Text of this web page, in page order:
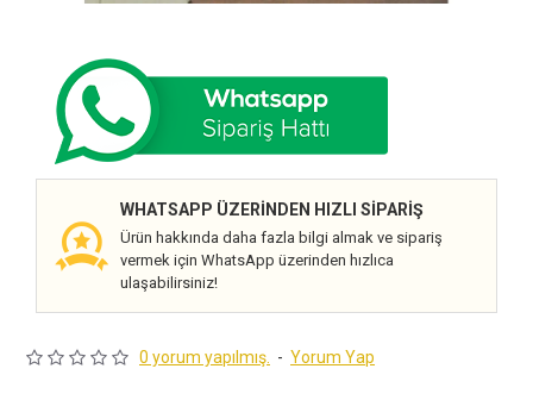
WHATSAPP ÜZERINDEN HIZLI SIPARIŞ
Ürün hakkında daha fazla bilgi almak ve sipariş
vermek için WhatsApp üzerinden hızlıca
ulaşabilirsiniz!
0 yorum yapılmış. - Yorum Yap